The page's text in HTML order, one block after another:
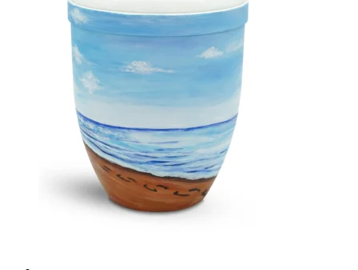
können
auf
der
Produktseite
gewählt